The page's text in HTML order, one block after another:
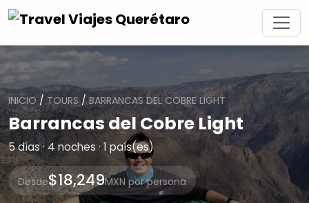
INICIO/TOURS /BARRANCAS DEL COBRE LIGHT
Barrancas del Cobre Light
5 días · 4 noches · 1 país(es)
Desde$18,249MXN por persona